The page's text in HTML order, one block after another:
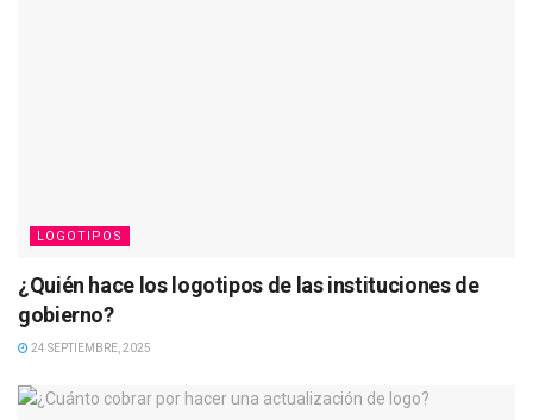
LOGOTIPOS
¿Quién hace los logotipos de las instituciones de
gobierno?
24 SEPTIEMBRE, 2025